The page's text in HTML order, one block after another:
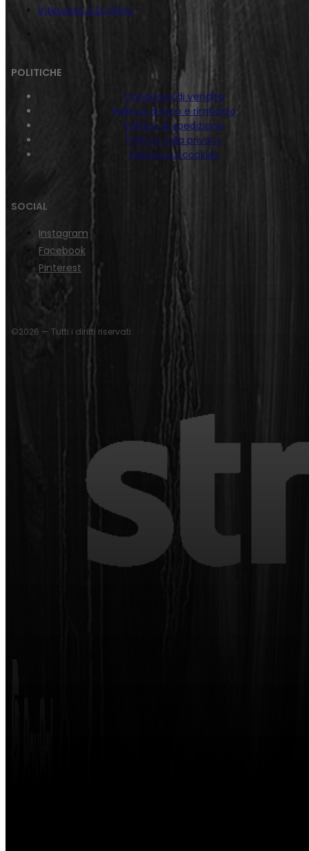
Intervista a DJ Shiru
POLITICHE
Condizioni di vendita
Politica di reso e rimborso
Politica di spedizione
Politica sulla privacy
Politica sui cookies
SOCIAL
Instagram
Facebook
Pinterest
©2026 — Tutti i diritti riservati.